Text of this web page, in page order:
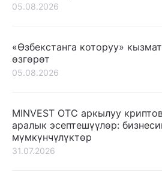
05.08.2026
«Өзбекстанга которуу»
өзгөрөт
05.08.2026
MINVEST OTC аркылуу
аралык эсептешүүлөр:
мүмкүнчүлүктөр
31.07.2026